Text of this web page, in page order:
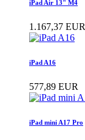
iPad Air 13" M4
1.167,37 EUR
iPad A16
577,89 EUR
iPad mini A17 Pro